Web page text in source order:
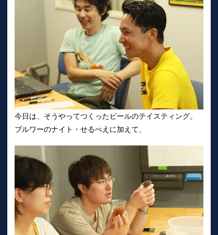
今日は、そうやってつくったビールのテイスティング。
ブルワーのナイト・せるべえに加えて、